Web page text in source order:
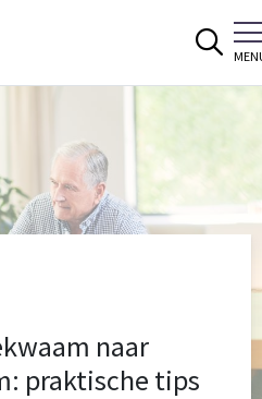
naar
praktische tips